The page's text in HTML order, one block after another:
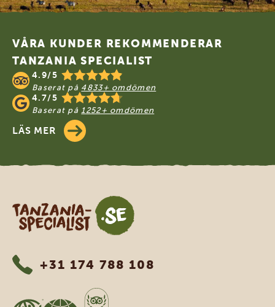
Footer
VÅRA KUNDER REKOMMENDERAR
TANZANIA SPECIALIST
4.9/5
Baserat på 4833+ omdömen
4.7/5
Baserat på 1252+ omdömen
LÄS MER
Tanzania Specialist
+31 174 788 108